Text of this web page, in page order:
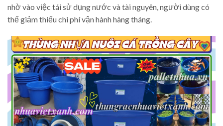
nhờ vào việc tái sử dụng nước và tài nguyên, người dùng có
thể giảm thiểu chi phí vận hành hàng tháng.